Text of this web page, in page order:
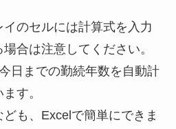
のセルには計算式を入力
合は注意してください。
日までの勤続年数を自動計
す。
も、Excelで簡単にできま